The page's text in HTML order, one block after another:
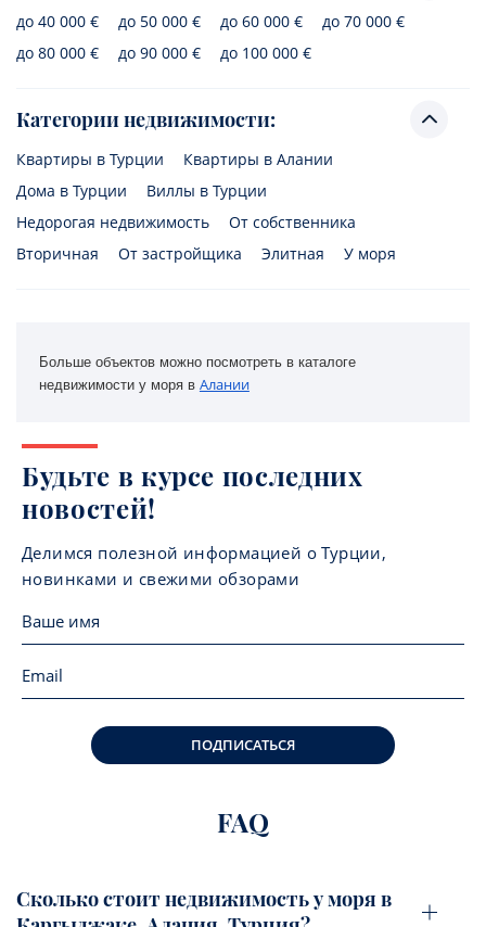
до 40 000 € до 50 000 € до 60 000 €
до 70 000 €
до 80 000 €
до 90 000 € до 100 000 €
Категории недвижимости:
Квартиры в Турции
Квартиры в Алании
Дома в Турции
Виллы в Турции
Недорогая недвижимость
От собственника
Вторичная
От застройщика Элитная У моря
Больше объектов можно посмотреть в каталоге
недвижимости у моря в Алании
Будьте в курсе последних
новостей!
Делимся полезной информацией о Турции,
новинками и свежими обзорами
ПОДПИСАТЬСЯ
FAQ
Сколько стоит недвижимость у моря в